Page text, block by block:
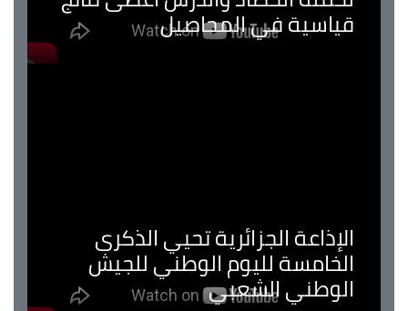
قياسية في المحاصيل
الإذاعة الجزائرية تحيي الذكرى
الخامسة لليوم الوطني للجيش
الوطني الشعبي